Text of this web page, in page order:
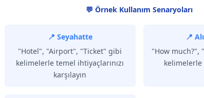
💬 Örnek Kullanım Senaryoları
📍 Seyahatte
"Hotel", "Airport", "Ticket" gibi
kelimelerle temel ihtiyaçlarınızı
karşılayın
📍
"How much?",
kelimelerle